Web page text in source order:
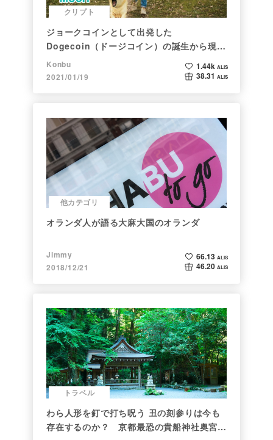
クリプト
ジョークコインとして出発した
Dogecoin（ドージコイン）の誕生から現在
まで。注目される非証券性🐶
Konbu
2021/01/19
1.44k ALIS
38.31 ALIS
他カテゴリ
オランダ人が語る大麻大国のオランダ
Jimmy
2018/12/21
66.13 ALIS
46.20 ALIS
トラベル
わら人形を釘で打ち呪う 丑の刻参りは今も
存在するのか？ 京都最恐の貴船神社奥宮を